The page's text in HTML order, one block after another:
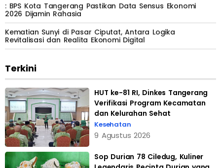
: BPS Kota Tangerang Pastikan Data Sensus Ekonomi
2026 Dijamin Rahasia
Kematian Sunyi di Pasar Ciputat, Antara Logika
Revitalisasi dan Realita Ekonomi Digital
Terkini
HUT ke-81 RI, Dinkes Tangerang
Verifikasi Program Kecamatan
dan Kelurahan Sehat
Kesehatan
9 Agustus 2026
Sop Durian 78 Ciledug, Kuliner